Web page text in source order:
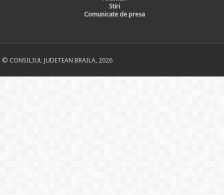
Stiri
Comunicate de presa
© CONSILIUL JUDETEAN BRAILA, 2026